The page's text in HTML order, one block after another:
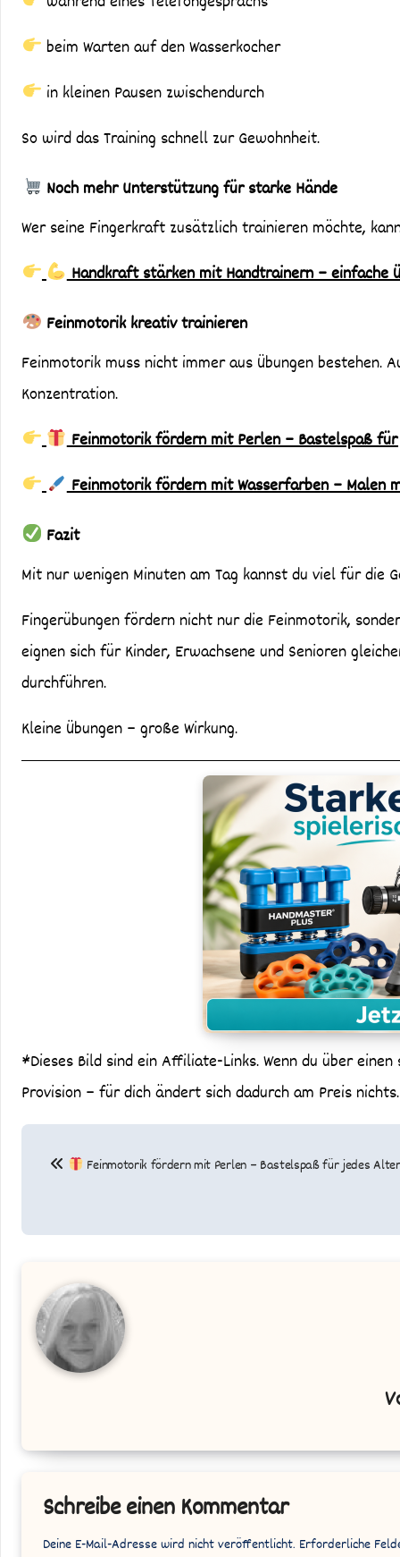
beim Warten auf den Wasserkocher
in kleinen Pausen zwischendurch
So wird das Training schnell zur Gewohnheit.
Noch mehr Unterstützung für starke Hände
Wer seine Fingerkraft zusätzlich trainieren möchte,
Handkraft stärken mit Handtrainern – einfache
Feinmotorik kreativ trainieren
Feinmotorik muss nicht immer aus Übungen
Konzentration.
Feinmotorik fördern mit Perlen – Bastelspaß
Feinmotorik fördern mit Wasserfarben – Malen
Fazit
Mit nur wenigen Minuten am Tag kannst du viel für die
Fingerübungen fördern nicht nur die Feinmotorik,
eignen sich für Kinder, Erwachsene und Senioren
durchführen.
Kleine Übungen – große Wirkung.
*Dieses Bild sind ein Affiliate-Links. Wenn du über
Provision – für dich ändert sich dadurch am Preis
Beitragsnavigation
Feinmotorik fördern mit Perlen – Bastelspaß für jedes Alter
Schreibe einen Kommentar
Deine E-Mail-Adresse wird nicht veröffentlicht. Erforderliche